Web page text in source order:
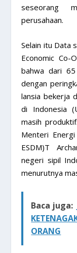
seseorang
perusahaan.
Selain itu Data
Economic Co-
bahwa dari
dengan
lansia bekerja
di Indonesia
masih
Menteri
ESDM)T
negeri sipil
menurutnya
Baca juga:
ORANG